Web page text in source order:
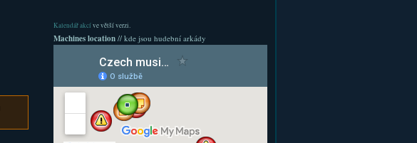
Kalendář akcíve větší verzi.
Machines location// kde jsou hudební arkády